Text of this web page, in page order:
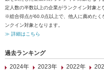
定人数の半数以上の企業がランクイン対象と
※総合得点が60.0点以上で、他人に薦めたく
ンクイン対象となります。
≫ 詳細はこちら
過去ランキング
2024年
2023年 2022年